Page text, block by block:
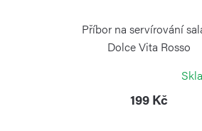
Příbor na servírování
Dolce Vita Rosso
199 Kč